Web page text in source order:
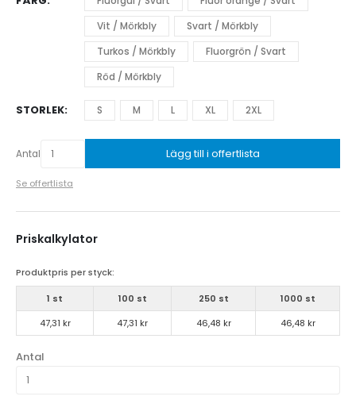
Vit / Mörkbly
Svart / Mörkbly
Turkos / Mörkbly
Fluorgrön / Svart
Röd / Mörkbly
STORLEK S M L XL 2XL
Antal Lägg till i offertlista
Se offertlista
Priskalkylator
Produktpris per styck:
1 st 100 st 250 st
1000 st
47,31 kr
47,31 kr 46,48 kr 46,48 kr
Antal